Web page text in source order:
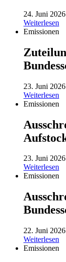
24. Juni 2026
Weiterlesen
Emissionen
23. Juni 2026
Weiterlesen
Emissionen
23. Juni 2026
Weiterlesen
Emissionen
22. Juni 2026
Weiterlesen
Emissionen